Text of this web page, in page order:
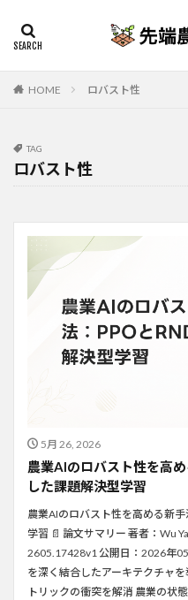
HOME ロバスト性
TAG
ロバスト性
5月 26, 2026
農業AIのロバスト性を高
した課題解決型学習
農業AIのロバスト性を高める新
学習 📄 論文サマリー 著者：Wu
2605.17428v1 公開日：2026年
を深く結合したアーキテクチャ
トリックの衝突を解消 農業の状